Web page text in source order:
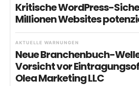
Kritische WordPress-
Millionen Websites
AKTUELLE WARNUNGEN
Neue Branchenbuch-
Vorsicht vor
Olea Marketing LLC